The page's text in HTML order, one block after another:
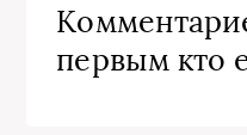
первым кто